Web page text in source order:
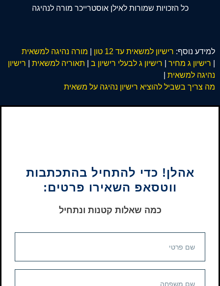
כל הזכויות שמורות לאילן אוסטרייכר מורה לנהיגה
למידע נוסף: רישיון למשאית עד 12 טון
מורה נהיגה למשאית
רישיון ג מחיר רישיון ג לבעלי רישיון ב תאוריה למשאית
רישיון
נהיגה למשאית
מה צריך בשביל להוציא רישיון נהיגה על משאית
אהלן! כדי להתחיל בהתכתבות
ווטסאפ השאירו פרטים:
כמה שאלות קטנות ונתחיל